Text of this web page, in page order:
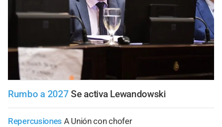
Rumbo a 2027 Se activa Lewandowski
Repercusiones A Unión con chofer